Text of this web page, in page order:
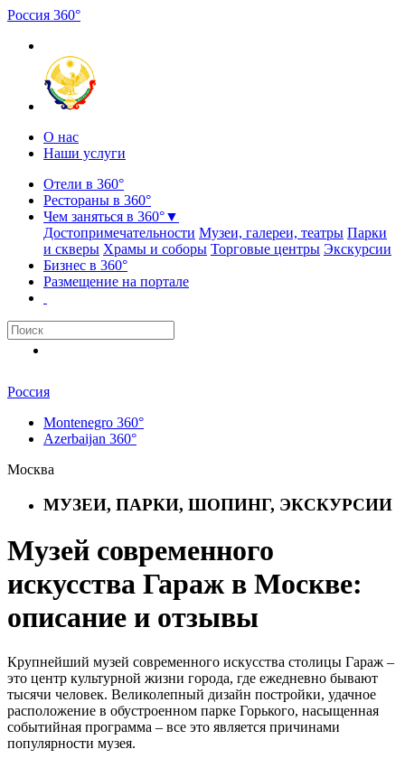
Россия 360°
О нас
Наши услуги
Отели в 360°
Рестораны в 360°
Чем заняться в 360°▼
Достопримечательности Музеи, галереи, театры Парки
и скверы Храмы и соборы Торговые центры Экскурсии
Бизнес в 360°
Размещение на портале
Россия
Montenegro 360°
Azerbaijan 360°
Москва
МУЗЕИ, ПАРКИ, ШОПИНГ, ЭКСКУРСИИ
Музей современного
искусства Гараж в Москве:
описание и отзывы
Крупнейший музей современного искусства столицы Гараж –
это центр культурной жизни города, где ежедневно бывают
тысячи человек. Великолепный дизайн постройки, удачное
расположение в обустроенном парке Горького, насыщенная
событийная программа – все это является причинами
популярности музея.